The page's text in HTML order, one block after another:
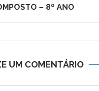
– 8º ANO
UM COMENTÁRIO